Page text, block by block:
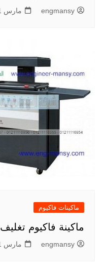
engmansy مارس 31, 2020
ماكينات فاكيوم
ماكينة فاكيوم تغليف
engmansy مارس 31, 2020